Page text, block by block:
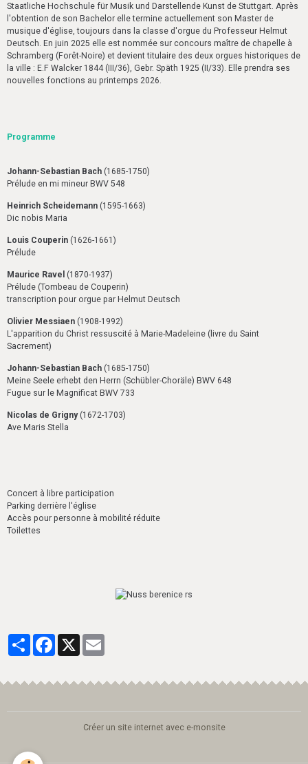
Staatliche Hochschule für Musik und Darstellende Kunst de Stuttgart. Après
l'obtention de son Bachelor elle termine actuellement son Master de
musique d'église, toujours dans la classe d'orgue du Professeur Helmut
Deutsch. En juin 2025 elle est nommée sur concours maître de chapelle à
Schramberg (Forêt-Noire) et devient titulaire des deux orgues historiques de
la ville : E.F Walcker 1844 (III/36), Gebr. Späth 1925 (II/33). Elle prendra ses
nouvelles fonctions au printemps 2026.
Programme
Johann-Sebastian Bach (1685-1750)
Prélude en mi mineur BWV 548
Heinrich Scheidemann (1595-1663)
Dic nobis Maria
Louis Couperin (1626-1661)
Prélude
Maurice Ravel (1870-1937)
Prélude (Tombeau de Couperin)
transcription pour orgue par Helmut Deutsch
Olivier Messiaen (1908-1992)
L'apparition du Christ ressuscité à Marie-Madeleine (livre du Saint
Sacrement)
Johann-Sebastian Bach (1685-1750)
Meine Seele erhebt den Herrn (Schübler-Choräle) BWV 648
Fugue sur le Magnificat BWV 733
Nicolas de Grigny(1672-1703)
Ave Maris Stella
Concert à libre participation
Parking derrière l'église
Accès pour personne à mobilité réduite
Toilettes
PartagerFacebook
X
Créer un site internet avec e-monsite